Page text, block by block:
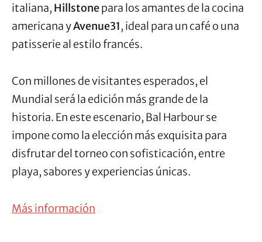
italiana, Hillstonepara los amantes de la cocina
americana yAvenue31, ideal para un café o una
patisserie al estilo francés.
Con millones de visitantes esperados, el
Mundial será la edición más grande de la
historia. En este escenario, Bal Harbour se
impone como la elección más exquisita para
disfrutar del torneo con sofisticación, entre
playa, sabores y experiencias únicas.
Más información